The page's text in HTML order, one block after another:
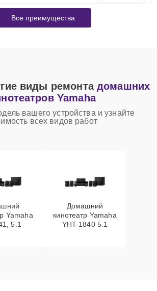
Все преимущества
виды ремонта домашних
Yamaha
вашего устройства и узнайте
всех видов работ
Yamaha
5.1
Домашний
кинотеатр Yamaha
YHT-1840 5.1